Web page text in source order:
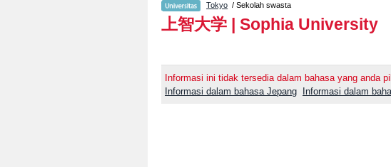
Tokyo / Sekolah swasta
上智大学 | Sophia University
Informasi ini tidak tersedia dalam bahasa yang anda
Informasi dalam bahasa Jepang
Informasi dalam